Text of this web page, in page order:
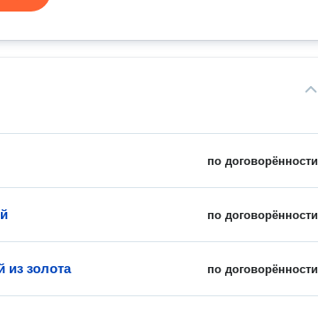
по договорённости
по договорённости
по договорённости
из золота